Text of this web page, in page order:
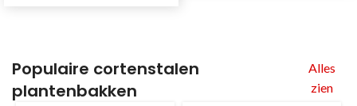
Populaire cortenstalen
plantenbakken
Alles
zien